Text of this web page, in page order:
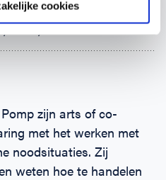
cookies
hand, enkel en voet
zijn arts of co-
met het werken met
noodsituaties. Zij
weten hoe te handelen